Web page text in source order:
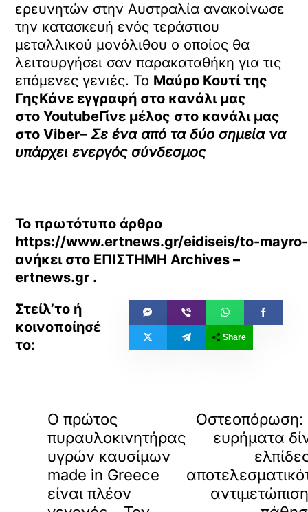
ερευνητών στην Αυστραλία ανακοίνωσε
την κατασκευή ενός τεράστιου
μεταλλικού μονόλιθου ο οποίος θα
λειτουργήσει σαν παρακαταθήκη για τις
επόμενες γενιές. Το Μαύρο Κουτί της
ΓηςΚάνε εγγραφή στο κανάλι μας
στοYoutubeΓίνε μέλος στο κανάλι μας
στοViber– Σε ένα από τα δύο σημεία να
υπάρχει ενεργός σύνδεσμος
Το πρωτότυπο άρθρο
https://www.ertnews.gr/eidiseis/to-
ανήκει στο ΕΠΙΣΤΗΜΗ Archives –
ertnews.gr .
Share
Ο πρώτος
πυραυλοκινητήρας
υγρών καυσίμων
made in Greece
είναι πλέον
ευρήματα